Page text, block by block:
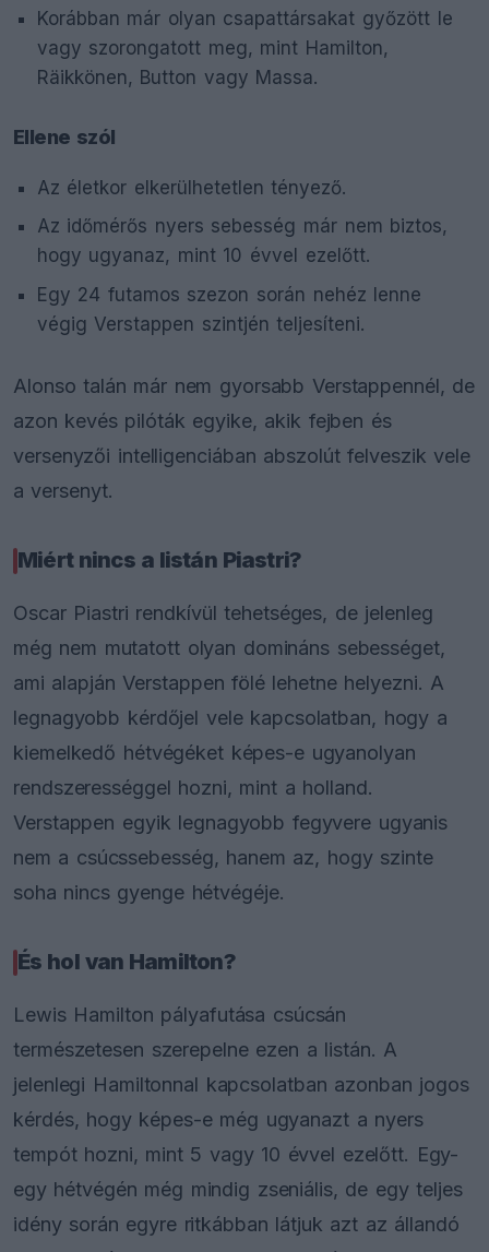
Korábban már olyan csapattársakat győzött le
vagy szorongatott meg, mint Hamilton,
Räikkönen, Button vagy Massa.
Ellene szól
Az életkor elkerülhetetlen tényező.
Az időmérős nyers sebesség már nem biztos,
hogy ugyanaz, mint 10 évvel ezelőtt.
Egy 24 futamos szezon során nehéz lenne
végig Verstappen szintjén teljesíteni.
Alonso talán már nem gyorsabb Verstappennél, de
azon kevés pilóták egyike, akik fejben és
versenyzői intelligenciában abszolút felveszik vele
a versenyt.
Miért nincs a listán Piastri?
Oscar Piastri rendkívül tehetséges, de jelenleg
még nem mutatott olyan domináns sebességet,
ami alapján Verstappen fölé lehetne helyezni. A
legnagyobb kérdőjel vele kapcsolatban, hogy a
kiemelkedő hétvégéket képes-e ugyanolyan
rendszerességgel hozni, mint a holland.
Verstappen egyik legnagyobb fegyvere ugyanis
nem a csúcssebesség, hanem az, hogy szinte
soha nincs gyenge hétvégéje.
És hol van Hamilton?
Lewis Hamilton pályafutása csúcsán
természetesen szerepelne ezen a listán. A
jelenlegi Hamiltonnal kapcsolatban azonban jogos
kérdés, hogy képes-e még ugyanazt a nyers
tempót hozni, mint 5 vagy 10 évvel ezelőtt. Egy-
egy hétvégén még mindig zseniális, de egy teljes
idény során egyre ritkábban látjuk azt az állandó